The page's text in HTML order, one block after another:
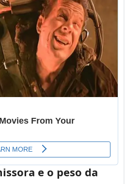
e o peso da